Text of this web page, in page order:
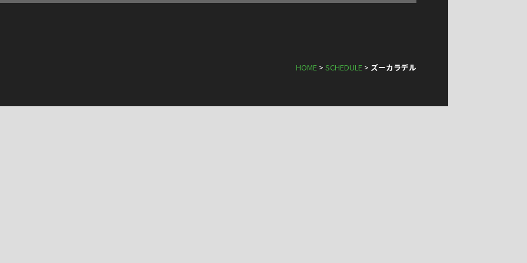
HOME> SCHEDULE> ズーカラデル